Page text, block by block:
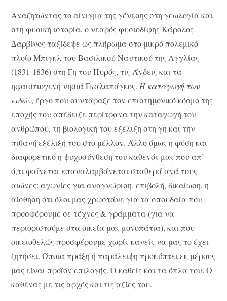
Αναζητώντας το αίνιγμα της γένεσης στη γεωλογία και
στη φυσική ιστορία, ο νεαρός φυσιοδίφης Κάρολος
Δαρβίνος ταξίδεψε ως πλήρωμα στο μικρό πολεμικό
πλοίο Μπιγκλ του Βασιλικού Ναυτικού της Αγγλίας
(1831-1836) στη Γη του Πυρός, τις Άνδεις και τα
ηφαιστιογενή νησιά Γκαλαπάγκος. Η καταγωγή των
ειδών, έργο που συντάραξε τον επιστημονικό κόσμο της
εποχής του απέδειξε περίτρανα την καταγωγή του
ανθρώπου, τη βιολογική του εξέλιξη στη γη και την
πιθανή εξέλιξή του στο μέλλον. Άλλο όμως η φύση και
διαφορετικό η ψυχοσύνθεση του καθενός μας που απ’
ό,τι φαίνεται επαναλαμβάνεται σταθερά ανά τους
αιώνες: αγωνίες για αναγνώριση, επιβολή, δικαίωση, η
αίσθηση ότι όλοι μας χρωστάνε για τα σπουδαία που
προσφέρουμε σε τέχνες & γράμματα (για να
περιοριστούμε στα οικεία μας μονοπάτια), και που
οικειοθελώς προσφέρουμε χωρίς κανείς να μας το έχει
ζητήσει. Όποια πράξη ή παράλειψη προκύπτει εκ μέρους
μας είναι προϊόν επιλογής. Ο καθείς και τα όπλα του. Ο
καθένας με τις αρχές και τις αξίες του.